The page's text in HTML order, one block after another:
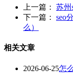
上一篇： 苏州
下一篇： seo
么）
相关文章
2026-06-25怎